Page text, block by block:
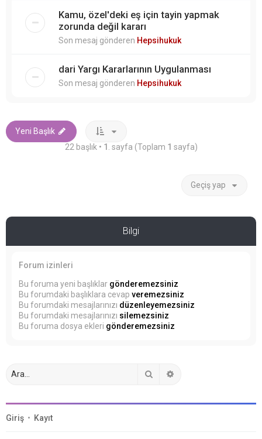
Kamu, özel'deki eş için tayin yapmak
zorunda değil kararı
Son mesaj gönderen Hepsihukuk
dari Yargı Kararlarının Uygulanması
Son mesaj gönderen Hepsihukuk
Yeni Başlık
22 başlık • 1 . sayfa (Toplam 1 sayfa)
Geçiş yap
Bilgi
Forum izinleri
Bu foruma yeni başlıklar gönderemezsiniz
Bu forumdaki başlıklara cevap veremezsiniz
Bu forumdaki mesajlarınızı düzenleyemezsiniz
Bu forumdaki mesajlarınızı silemezsiniz
Bu foruma dosya ekleri gönderemezsiniz
Giriş • Kayıt